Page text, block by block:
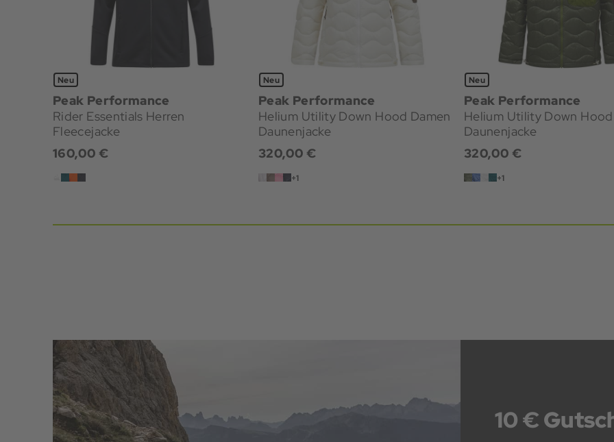
Neu
Peak Performance
Rider Essentials Herren
Fleecejacke
160,00 €
Neu
Peak Performance
Helium Utility Down Hood Damen
Daunenjacke
320,00 €
+1
Neu
Peak Performance
Helium Utility Down
Daunenjacke
320,00 €
+1
10 €